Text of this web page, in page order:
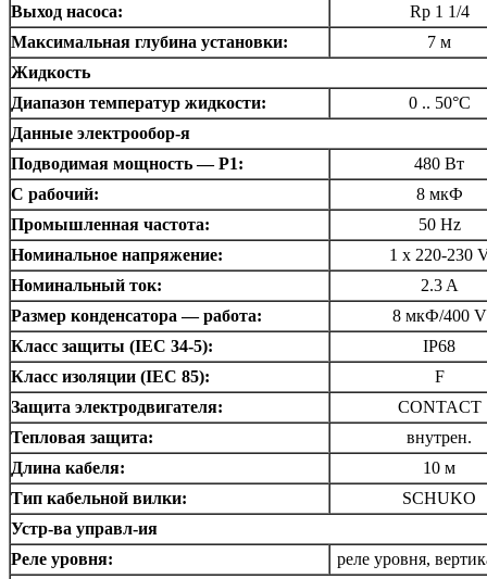
Выход насоса:
Rp 1 1/4
Максимальная глубина установки:
7 м
Жидкость
Диапазон температур жидкости:
0 .. 50°C
Данные электрообор-я
Подводимая мощность — P1:
480 Вт
C рабочий:
8 мкФ
Промышленная частота:
50 Hz
Номинальное напряжение:
1 x 220-230
Номинальный ток:
2.3 A
Размер конденсатора — работа:
8 мкФ/400 V
Класс защиты (IEC 34-5):
IP68
Класс изоляции (IEC 85):
F
Защита электродвигателя:
CONTACT
Тепловая защита:
внутрен.
Длина кабеля:
10 м
Тип кабельной вилки:
SCHUKO
Устр-ва управл-ия
Реле уровня:
реле уровня,